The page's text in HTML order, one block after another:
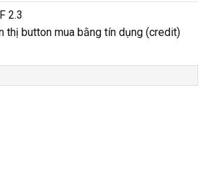
2.3
thị button mua bằng tín dụng (credit)